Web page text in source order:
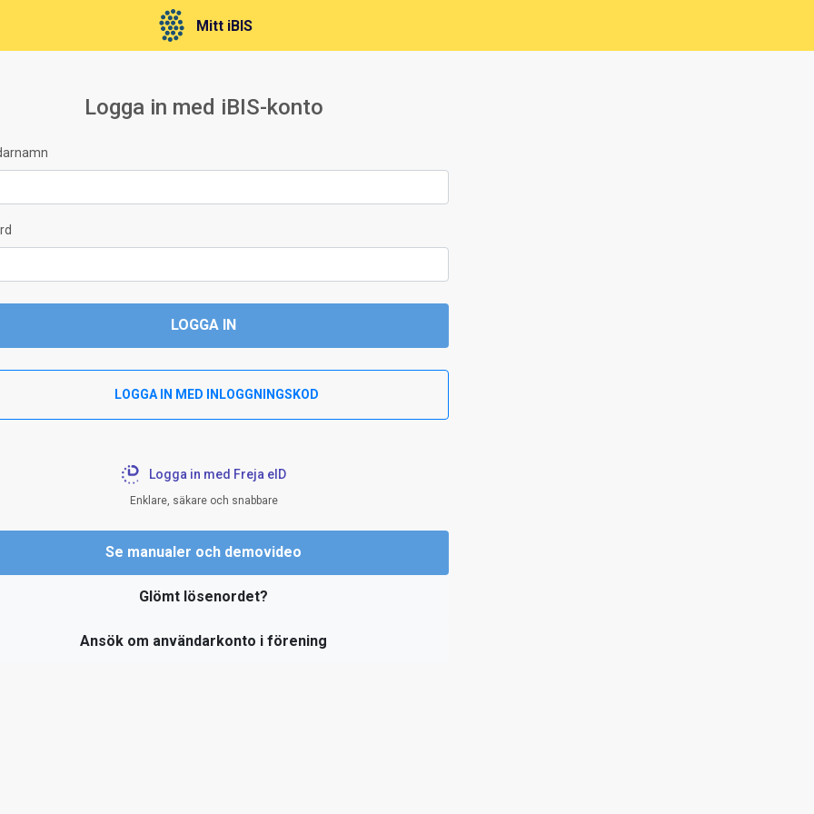
Mitt iBIS
Logga in med iBIS-konto
LOGGA IN
LOGGA IN MED INLOGGNINGSKOD
Logga in med Freja eID
Enklare, säkare och snabbare
Se manualer och demovideo
Glömt lösenordet?
Ansök om användarkonto i förening